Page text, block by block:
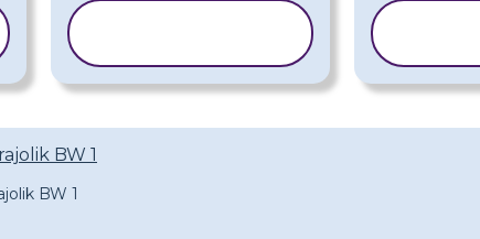
BW 1